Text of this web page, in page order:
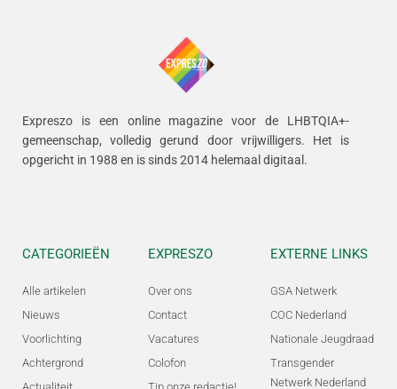
Expreszo is een online magazine voor de LHBTQIA+-
gemeenschap, volledig gerund door vrijwilligers. Het is
opgericht in 1988 en is sinds 2014 helemaal digitaal.
CATEGORIEËN
Alle artikelen
Nieuws
Voorlichting
Achtergrond
EXPRESZO
Over ons
Contact
Vacatures
Colofon
EXTERNE LINKS
GSA Netwerk
COC Nederland
Nationale Jeugdraad
Transgender
Netwerk Nederland